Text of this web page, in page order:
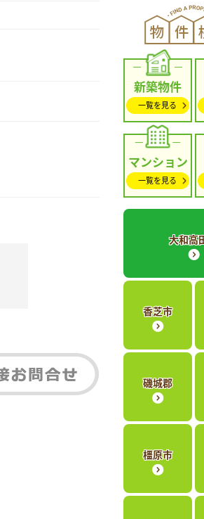
新築物件
一覧を見る
マンション
一覧を見る
大和高
香芝市
磯城郡
橿原市